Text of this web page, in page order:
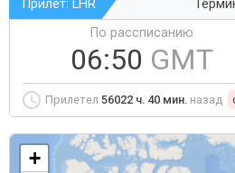
Прилет: LHR
По рассписанию
06:50 GMT
Прилетел 56022 ч. 40 мин. назад
+